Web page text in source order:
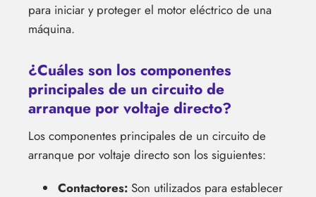
para iniciar y proteger el motor eléctrico de una
máquina.
¿Cuáles son los componentes
principales de un circuito de
arranque por voltaje directo?
Los componentes principales de un circuito de
arranque por voltaje directo son los siguientes:
Contactores: Son utilizados para establecer